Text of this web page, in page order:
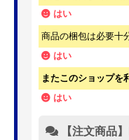
はい
商品の梱包は必要十
はい
またこのショップを
はい
【注文商品